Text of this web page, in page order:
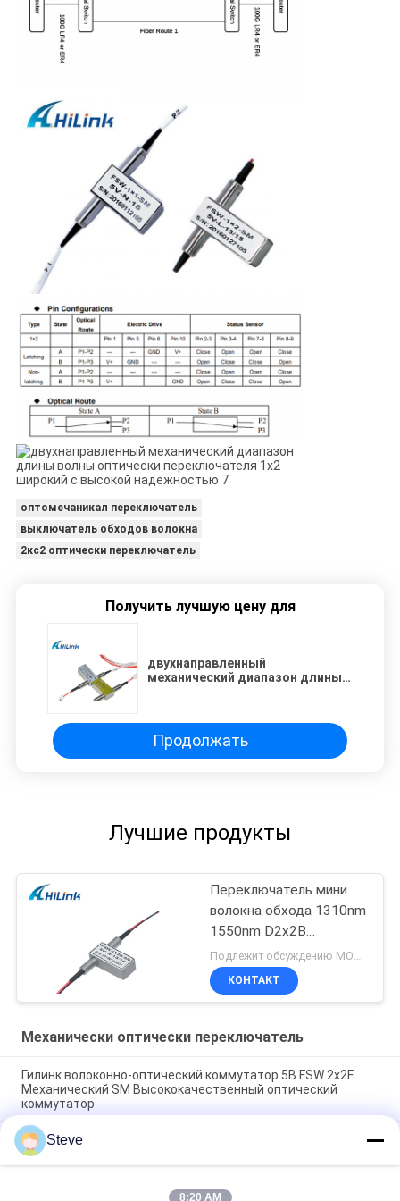
оптомечаникал переключатель
выключатель обходов волокна
2кс2 оптически переключатель
Получить лучшую цену для
двухнаправленный
механический диапазон длины
высокой надежностью
Продолжать
Лучшие продукты
Переключатель мини
волокна обхода 1310nm
1550nm D2x2B
механического
оптически
КОНТАКТ
Механически оптически переключатель
Гилинк волоконно-оптический коммутатор 5В FSW 2x2F
Механический SM Высококачественный оптический
коммутатор
1U Rack DF-SF-CVR-LGX QSFP QSFP28 40 100G 80KM
Адаптер-преобразователь сдвоенного волокна в одно
волокно
Steve
8:20 AM